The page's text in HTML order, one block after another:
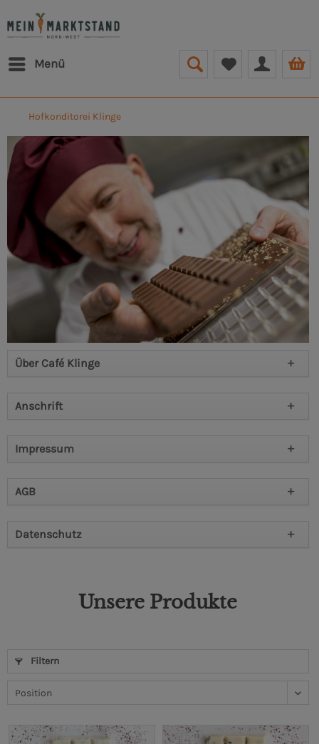
Menü
Hofkonditorei Klinge
Unsere Produkte
Anschrift
Datenschutz
Impressum
AGB
Über Café Klinge
Filtern